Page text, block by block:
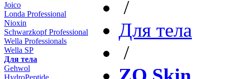
Joico
Londa Professional
Nioxin
Schwarzkopf Professional
Wella Professionals
Wella SP
Для тела
Gehwol
HydroPeptide
/
Для тела
/